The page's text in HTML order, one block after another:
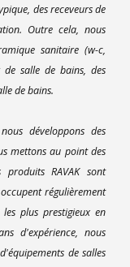
des receveurs de
Outre cela, nous
sanitaire (w-c,
salle de bains, des
de bains.
développons des
mettons au point des
RAVAK sont
régulièrement
plus prestigieux en
d'expérience, nous
de salles